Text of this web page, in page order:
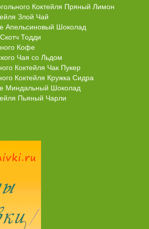
Коктейля Пряный Лимон
Злой Чай
Апельсиновый Шоколад
Тодди
Кофе
Чая со Льдом
Коктейля Чак Пукер
Коктейля Кружка Сидра
Миндальный Шоколад
Пьяный Чарли